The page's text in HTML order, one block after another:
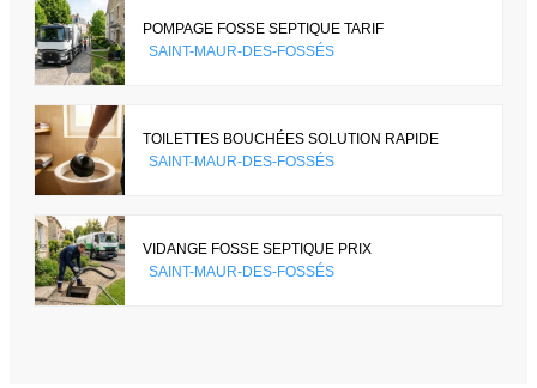
POMPAGE FOSSE SEPTIQUE TARIF
SAINT-MAUR-DES-FOSSÉS
TOILETTES BOUCHÉES SOLUTION RAPIDE
SAINT-MAUR-DES-FOSSÉS
VIDANGE FOSSE SEPTIQUE PRIX
SAINT-MAUR-DES-FOSSÉS